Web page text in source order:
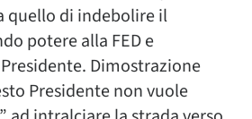
quello di indebolire il
potere alla FED e
Dimostrazione
Presidente non vuole